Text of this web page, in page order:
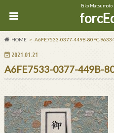
Eiko
HOME A6FE7533-0377-449B-80FC-
2021.01.21
A6FE7533-0377-449B-